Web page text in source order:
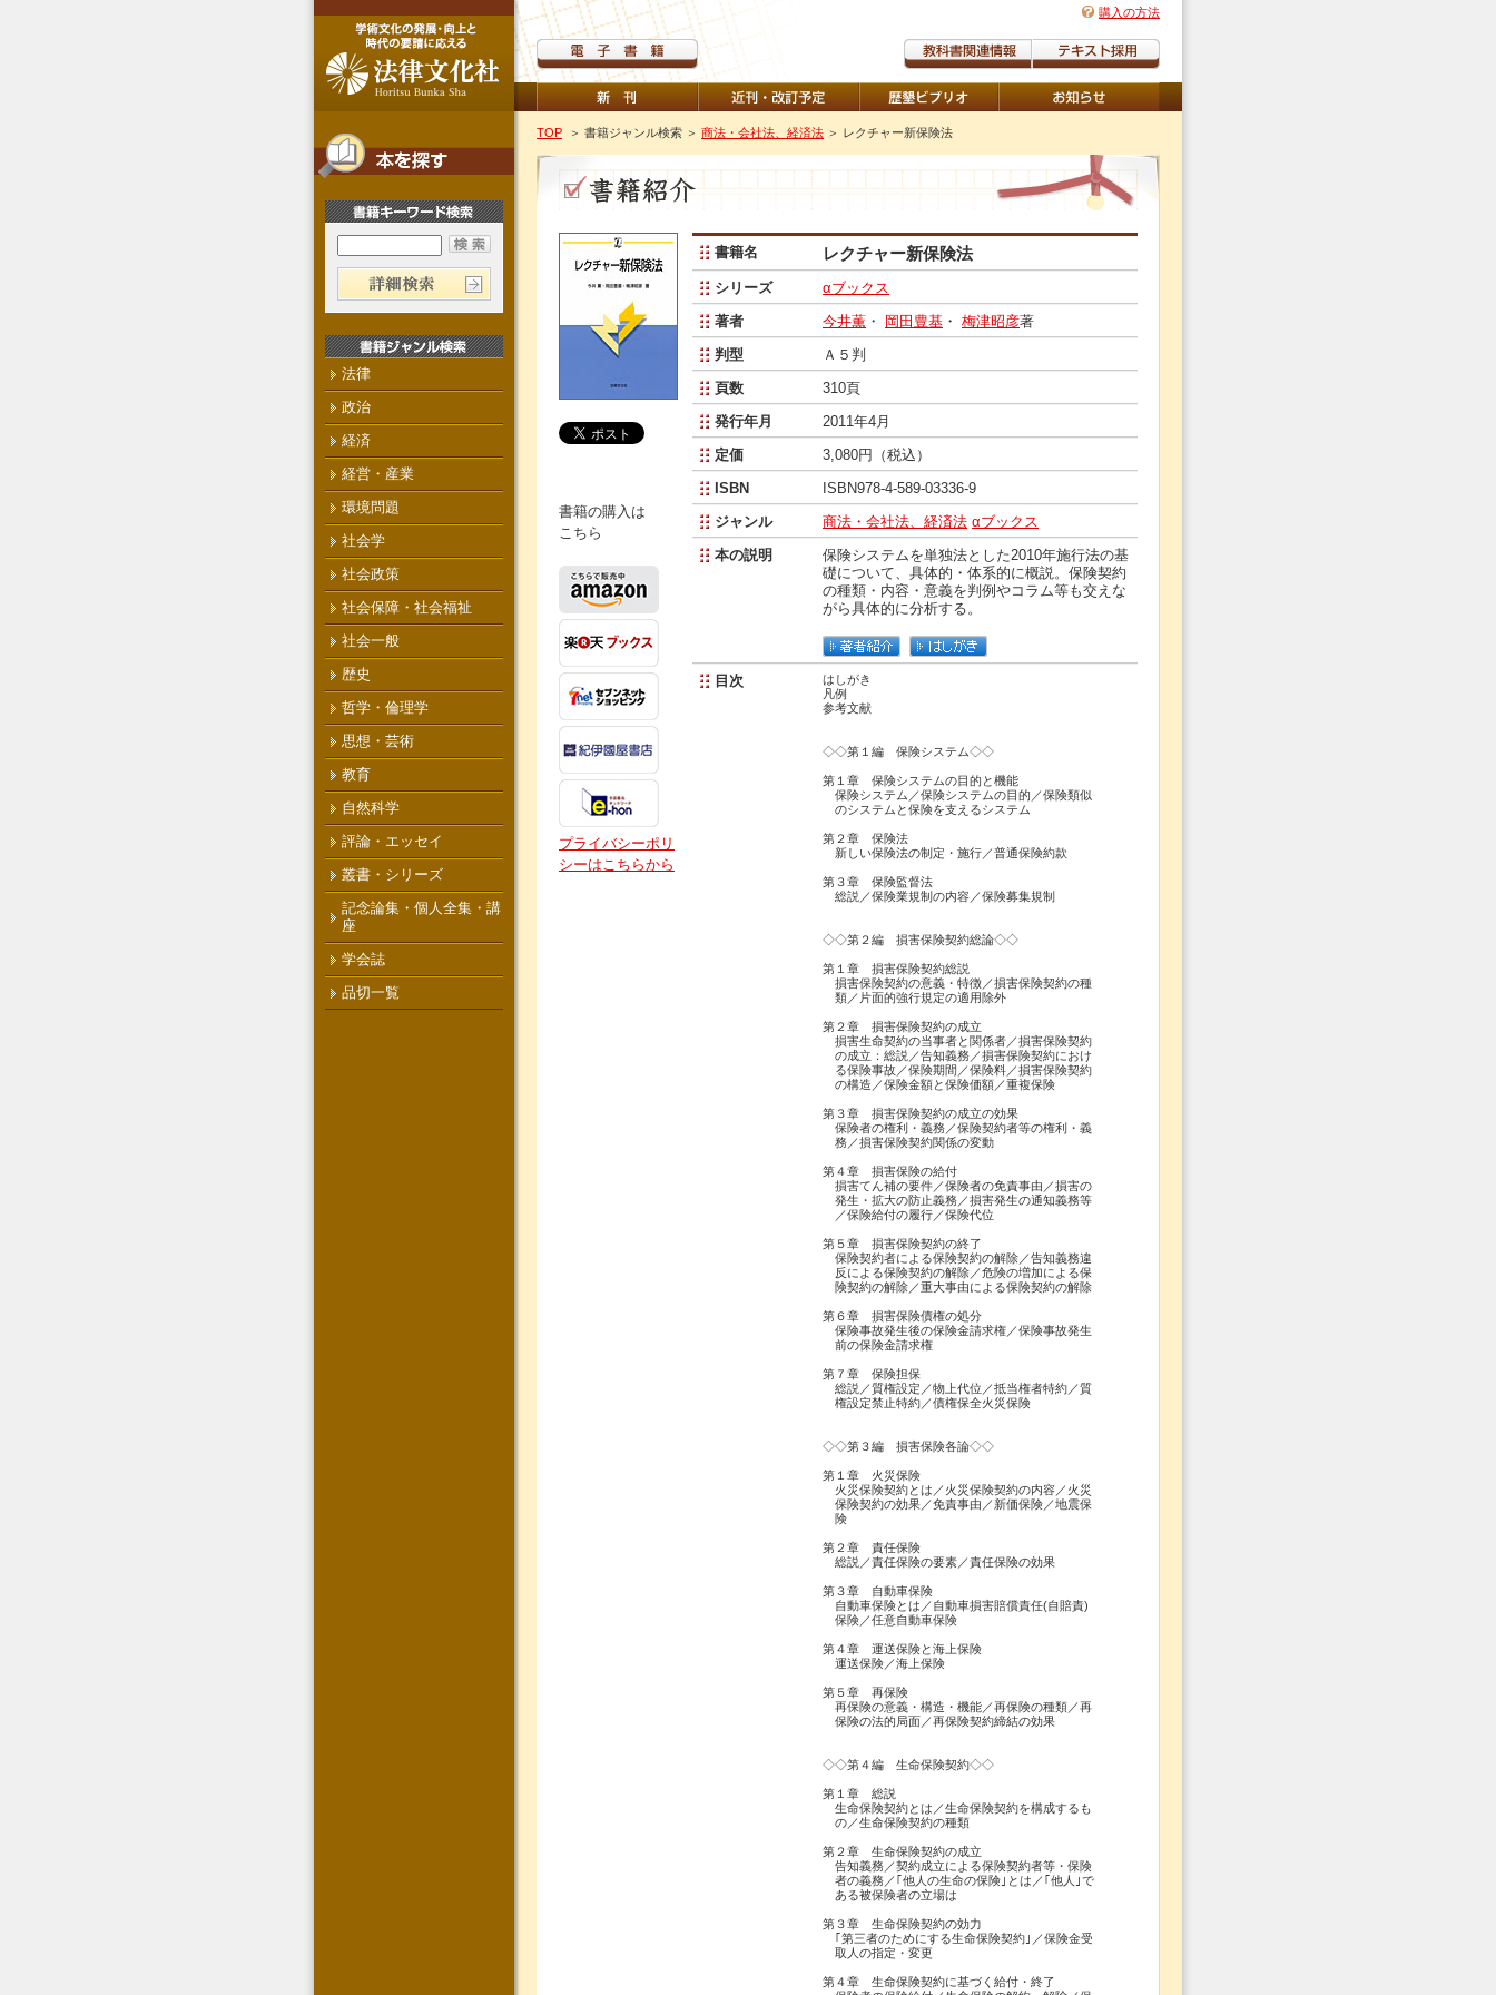
購入の方法
TOP ＞ 書籍ジャンル検索 ＞ 商法・会社法、経済法 ＞ レクチャー新保険法
書籍の購入は
こちら
プライバシーポリ
シーはこちらから
書籍名 レクチャー新保険法
シリーズ
αブックス
著者
今井薫 ・ 岡田豊基 ・ 梅津昭彦著
判型
Ａ５判
頁数
310頁
発行年月
2011年4月
定価
3,080円（税込）
ISBN
ISBN978-4-589-03336-9
ジャンル
商法・会社法、経済法 αブックス
本の説明
保険システムを単独法とした2010年施行法の基
礎について、具体的・体系的に概説。保険契約
の種類・内容・意義を判例やコラム等も交えな
がら具体的に分析する。
目次
はしがき
凡例
参考文献
◇◇第１編 保険システム◇◇
第１章 保険システムの目的と機能
保険システム／保険システムの目的／保険類似
のシステムと保険を支えるシステム
第２章 保険法
新しい保険法の制定・施行／普通保険約款
第３章 保険監督法
総説／保険業規制の内容／保険募集規制
◇◇第２編 損害保険契約総論◇◇
第１章 損害保険契約総説
損害保険契約の意義・特徴／損害保険契約の種
類／片面的強行規定の適用除外
第２章 損害保険契約の成立
損害生命契約の当事者と関係者／損害保険契約
の成立：総説／告知義務／損害保険契約におけ
る保険事故／保険期間／保険料／損害保険契約
の構造／保険金額と保険価額／重複保険
第３章 損害保険契約の成立の効果
保険者の権利・義務／保険契約者等の権利・義
務／損害保険契約関係の変動
第４章 損害保険の給付
損害てん補の要件／保険者の免責事由／損害の
発生・拡大の防止義務／損害発生の通知義務等
／保険給付の履行／保険代位
第５章 損害保険契約の終了
保険契約者による保険契約の解除／告知義務違
反による保険契約の解除／危険の増加による保
険契約の解除／重大事由による保険契約の解除
第６章 損害保険債権の処分
保険事故発生後の保険金請求権／保険事故発生
前の保険金請求権
第７章 保険担保
総説／質権設定／物上代位／抵当権者特約／質
権設定禁止特約／債権保全火災保険
◇◇第３編 損害保険各論◇◇
第１章 火災保険
火災保険契約とは／火災保険契約の内容／火災
保険契約の効果／免責事由／新価保険／地震保
険
第２章 責任保険
総説／責任保険の要素／責任保険の効果
第３章 自動車保険
自動車保険とは／自動車損害賠償責任(自賠責)
保険／任意自動車保険
第４章 運送保険と海上保険
運送保険／海上保険
第５章 再保険
再保険の意義・構造・機能／再保険の種類／再
保険の法的局面／再保険契約締結の効果
◇◇第４編 生命保険契約◇◇
第１章 総説
生命保険契約とは／生命保険契約を構成するも
の／生命保険契約の種類
第２章 生命保険契約の成立
告知義務／契約成立による保険契約者等・保険
者の義務／｢他人の生命の保険｣とは／｢他人｣で
ある被保険者の立場は
第３章 生命保険契約の効力
｢第三者のためにする生命保険契約｣／保険金受
取人の指定・変更
第４章 生命保険契約に基づく給付・終了
法律
政治
経済
経営・産業
環境問題
社会学
社会政策
社会保障・社会福祉
社会一般
歴史
哲学・倫理学
思想・芸術
教育
自然科学
評論・エッセイ
叢書・シリーズ
記念論集・個人全集・講
座
学会誌
品切一覧